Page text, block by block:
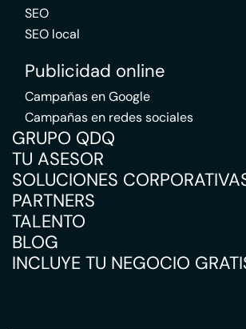
SEO
SEO local
Publicidad online
Campañas en Google
Campañas en redes sociales
GRUPO QDQ
TU ASESOR
SOLUCIONES
PARTNERS
TALENTO
BLOG
INCLUYE TU NEGOCIO